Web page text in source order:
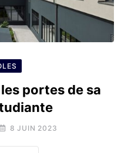
portes de sa
8 JUIN 2023